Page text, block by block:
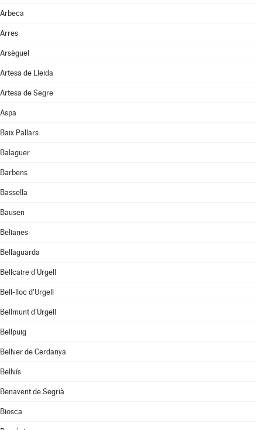
Arbeca
Arres
Arsèguel
Artesa de Lleida
Artesa de Segre
Aspa
Baix Pallars
Balaguer
Barbens
Bassella
Bausen
Belianes
Bellaguarda
Bellcaire d'Urgell
Bell-lloc d'Urgell
Bellmunt d'Urgell
Bellpuig
Bellver de Cerdanya
Bellvís
Benavent de Segrià
Biosca